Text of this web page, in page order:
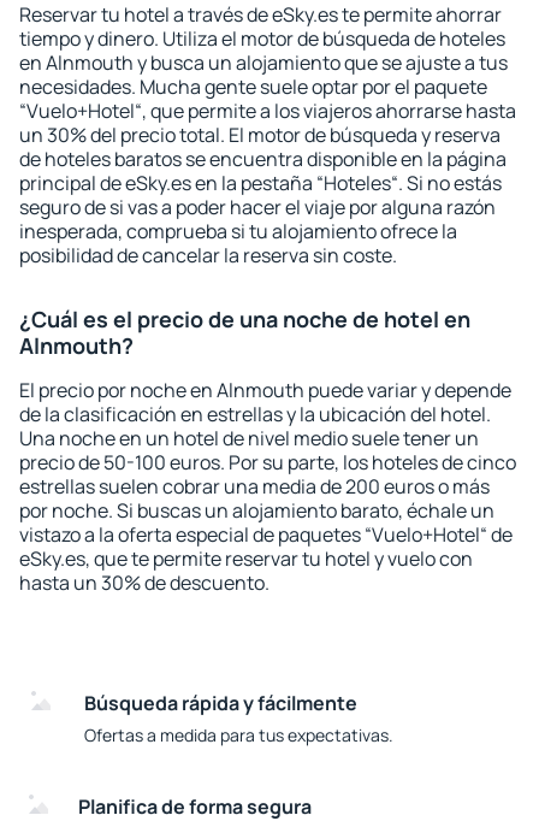
Reservar tu hotel a través de eSky.es te permite ahorrar
tiempo y dinero. Utiliza el motor de búsqueda de hoteles
en Alnmouth y busca un alojamiento que se ajuste a tus
necesidades. Mucha gente suele optar por el paquete
“Vuelo+Hotel“, que permite a los viajeros ahorrarse hasta
un 30% del precio total. El motor de búsqueda y reserva
de hoteles baratos se encuentra disponible en la página
principal de eSky.es en la pestaña “Hoteles“. Si no estás
seguro de si vas a poder hacer el viaje por alguna razón
inesperada, comprueba si tu alojamiento ofrece la
posibilidad de cancelar la reserva sin coste.
¿Cuál es el precio de una noche de hotel en
Alnmouth?
El precio por noche en Alnmouth puede variar y depende
de la clasificación en estrellas y la ubicación del hotel.
Una noche en un hotel de nivel medio suele tener un
precio de 50-100 euros. Por su parte, los hoteles de cinco
estrellas suelen cobrar una media de 200 euros o más
por noche. Si buscas un alojamiento barato, échale un
vistazo a la oferta especial de paquetes “Vuelo+Hotel“ de
eSky.es, que te permite reservar tu hotel y vuelo con
hasta un 30% de descuento.
Búsqueda rápida y fácilmente
Ofertas a medida para tus expectativas.
Planifica de forma segura